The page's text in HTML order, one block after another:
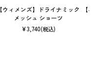
【ウィメンズ】ドライナミック
メッシュ ショーツ
¥3,740(税込)
【ユニ